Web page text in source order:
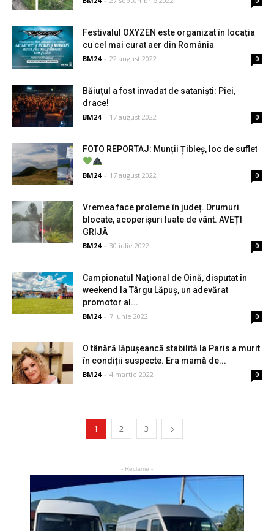
Festivalul OXYZEN este organizat în locația
cu cel mai curat aer din România
BM24 - 22 august 2022 0
Băiuțul a fost invadat de sataniști: Piei,
drace!
BM24 - 17 august 2022 0
FOTO REPORTAJ: Munții Țibleș, loc de suflet
BM24 - 17 august 2022 0
Vremea face proleme în județ. Drumuri
blocate, acoperișuri luate de vânt. AVEȚI
GRIJĂ
BM24 - 30 iulie 2022 0
Campionatul Naţional de Oină, disputat în
weekend la Târgu Lăpuş, un adevărat
promotor al...
BM24 - 7 iunie 2022 0
O tânără lăpușeancă stabilită la Paris a murit
în condiții suspecte. Era mamă de...
BM24 - 4 martie 2022 0
1 2 3
- Reclame -